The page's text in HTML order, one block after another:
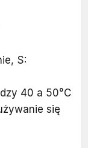
S:
40 a 50°C
się